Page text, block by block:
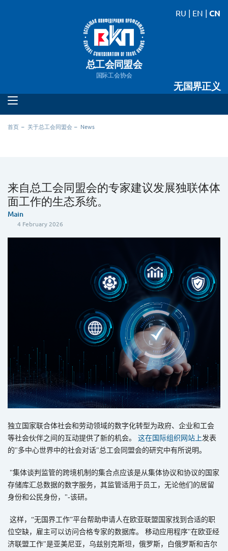
总工会同盟会
国际工会协会
无国界正义
RU | EN | CN
首页 关于总工会同盟会 News
来自总工会同盟会的专家建议发展独联体体
面工作的生态系统。
Main
4 February 2026
独立国家联合体社会和劳动领域的数字化转型为政府、企业和工会
等社会伙伴之间的互动提供了新的机会。
这在国际组织网站上发表
的"多中心世界中的社会对话"总工会同盟会的研究中有所说明。
"集体谈判监管的跨境机制的集合点应该是从集体协议和协议的国家
存储库汇总数据的数字服务，其监管适用于员工，无论他们的居留
身份和公民身份， "-该研。
这样， “无国界工作”平台帮助申请人在欧亚联盟国家找到合适的职
位空缺，雇主可以访问合格专家的数据库。
移动应用程序"在欧亚经
济联盟工作"是亚美尼亚，乌兹别克斯坦，俄罗斯，白俄罗斯和吉尔